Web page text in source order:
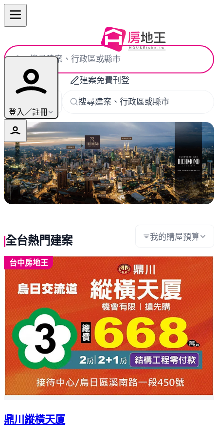
登入／註冊
AI 建案快搜 建案免費刊登
搜尋建案、行政區或縣市
全台熱門建案 我的購屋預算
台中房地王
鼎川縱橫天厦